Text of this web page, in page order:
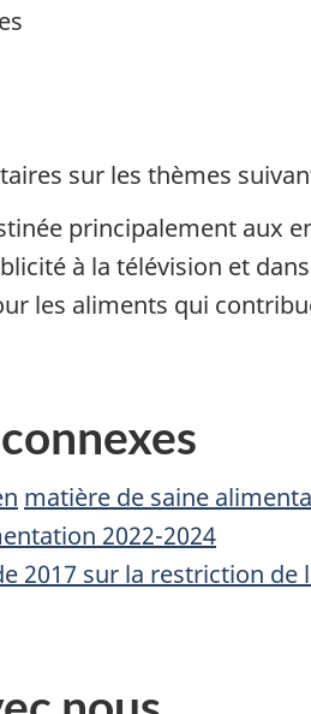
sur les thèmes
principalement aux
à la télévision et
les aliments qui
matière de saine
2022-2024
2017 sur la restriction